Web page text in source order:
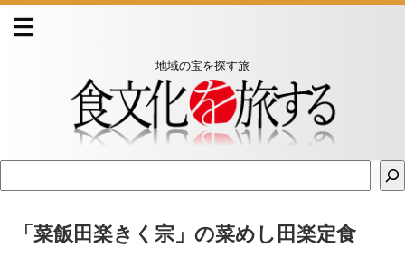
地域の宝を探す旅
「菜飯田楽きく宗」の菜めし田楽定食